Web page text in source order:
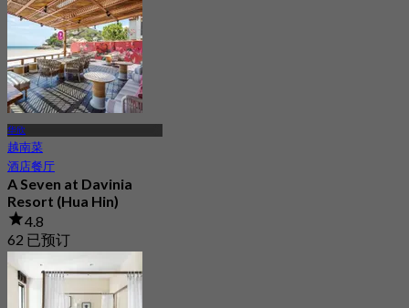
华欣
越南菜
酒店餐厅
A Seven at Davinia
Resort (Hua Hin)
4.8
62 已预订